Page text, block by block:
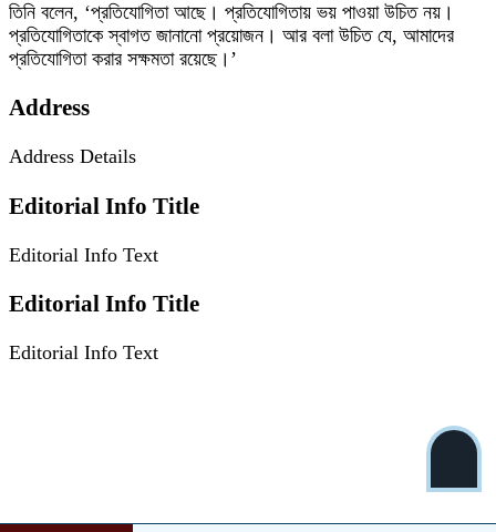
তিনি বলেন, ‘প্রতিযোগিতা আছে। প্রতিযোগিতায় ভয় পাওয়া উচিত নয়।
প্রতিযোগিতাকে স্বাগত জানানো প্রয়োজন। আর বলা উচিত যে, আমাদের
প্রতিযোগিতা করার সক্ষমতা রয়েছে।’
Address
Address Details
Editorial Info Title
Editorial Info Text
Editorial Info Title
Editorial Info Text